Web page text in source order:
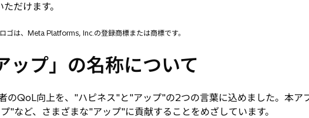
だけます。
は、Meta Platforms, Inc.の登録商標または商標です。
ップ」の名称について
のQoL向上を、"ハピネス"と"アップ"の2つの言葉に込めました。本ア
"など、さまざまな"アップ"に貢献することをめざしています。